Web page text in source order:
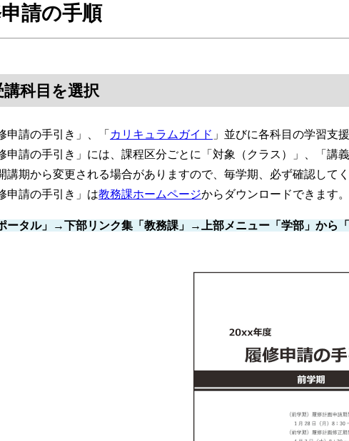
請の手順
科目を選択
請の手引き」、「 カリキュラムガイド 」並びに各科目の学習支
請の手引き」には、課程区分ごとに「対象（クラス）」、「講
講期から変更される場合がありますので、毎学期、必ず確認してく
申請の手引き」は教務課ホームページからダウンロードできます。
ータル」→下部リンク集「教務課」→上部メニュー「学部」から「